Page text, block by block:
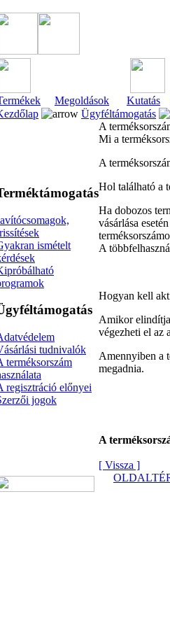
Megoldások Kutatás
Ügyféltámogatás
ismételt
tudnivalók
terméksorszám
regisztráció előnyei
jogok
A
Mi a
A
Hol található a
Ha dobozos
vásárlása
A
Hogyan kell
Amikor
végezheti el az
Amennyiben a
megadnia.
A
[ Vissza ]